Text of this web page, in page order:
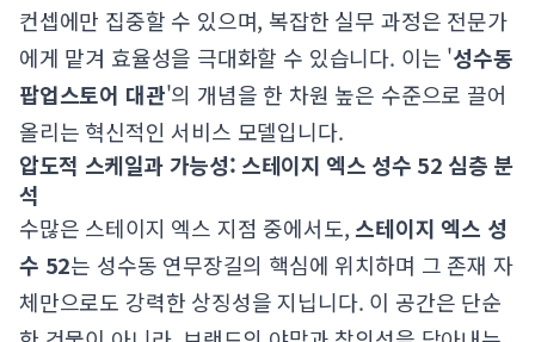
컨셉에만 집중할 수 있으며, 복잡한 실무 과정은 전문가
에게 맡겨 효율성을 극대화할 수 있습니다. 이는 '성수동
팝업스토어 대관'의 개념을 한 차원 높은 수준으로 끌어
올리는 혁신적인 서비스 모델입니다.
압도적 스케일과 가능성: 스테이지 엑스 성수 52 심층 분
석
수많은 스테이지 엑스 지점 중에서도, 스테이지 엑스 성
수 52는 성수동 연무장길의 핵심에 위치하며 그 존재 자
체만으로도 강력한 상징성을 지닙니다. 이 공간은 단순